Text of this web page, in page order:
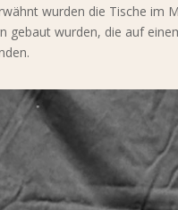
wurden die Tische im
gebaut wurden, die auf